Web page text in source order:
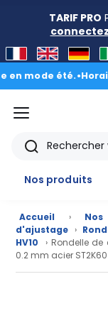
TARIF PRO
été.•Horaires
menu
Rechercher
Nos produits
Accueil ›
d'ajustage ›
HV10
› Rondelle
0.2 mm acier ST2K60